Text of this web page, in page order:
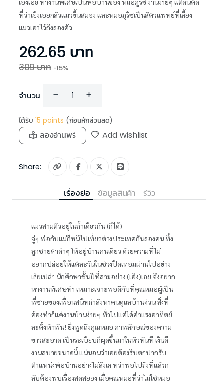
เอิงเอย ทำงานพิเศษเป็นพ่อบ้านของ หมอภูริช งานง่ายๆ แต่ดันติด
ที่ว่าเอิงเอยกลัวแมวขึ้นสมอง และหมอภูริชเป็นสัตวแพทย์ที่เลี้ยง
แมวเอาไว้ถึงสองตัว!
262.65 บาท
309บาท -15%
จำนวน
ได้รับ 15 points (ก่อนหักส่วนลด)
ลองอ่านฟรี Add Wishlist
Share:
เรื่องย่อ ข้อมูลสินค้า รีวิว
แมวสามตัวอยู่ในถ้ำเดียวกัน (ก็ได้)
จู่ๆ พ่อกับแม่ก็หนีไปเที่ยวต่างประเทศกันสองคน ทิ้ง
ลูกชายตาดำๆ ให้อยู่บ้านคนเดียว ด้วยความที่ไม่
อยากปล่อยให้แต่ละวันในช่วงปิดเทอมผ่านไปอย่าง
เสียเปล่า นักศึกษาชั้นปีที่สามอย่าง (เอิง)เอย จึงอยาก
หางานพิเศษทำ เหมาะเจาะพอดีกับที่คุณหมอผู้เป็น
พี่ชายของเพื่อนสนิทกำลังหาคนดูแลบ้านด่วน สิ่งที่
ต้องทำก็แค่งานบ้านง่ายๆ ทั่วไปแต่ได้ค่าแรงอาทิตย์
ละตั้งห้าพัน! ยิ่งพูดถึงคุณหมอ ภาพลักษณ์ของความ
ขาวสะอาด เป็นระเบียบก็ผุดขึ้นมาในหัวทันที เงินดี
งานสบายขนาดนี้ แน่นอนว่าเอยต้องรีบตกปากรับ
ตำแหน่งพ่อบ้านอย่างไม่ลังเล ทว่าพอไปถึงที่แล้วก
ลับต้องพบเรื่องสุดสยอง เมื่อคุณหมอที่ว่าไม่ใช่หมอ